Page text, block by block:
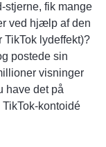
stjerne, fik mange
ved hjælp af den
TikTok lydeffekt)?
postede sin
visninger
have det på
kontoidé